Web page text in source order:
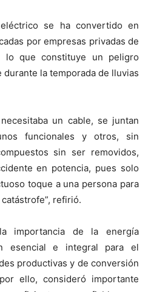
se ha convertido en
por empresas privadas de
lo que constituye un peligro
la temporada de lluvias
un cable, se juntan
funcionales y otros, sin
sin ser removidos,
en potencia, pues solo
toque a una persona para
refirió.
importancia de la energía
esencial e integral para el
productivas y de conversión
ello, consideró importante